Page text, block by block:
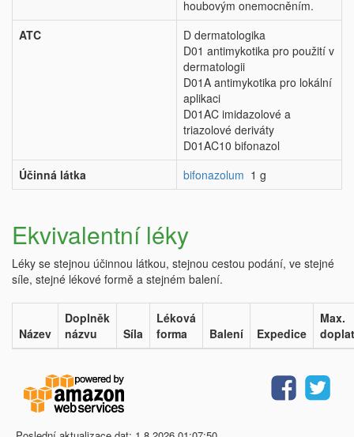
houbovým onemocněním.
ATC
D dermatologika
D01 antimykotika pro použití v
dermatologii
D01A antimykotika pro lokální
aplikaci
D01AC imidazolové a
triazolové deriváty
D01AC10 bifonazol
Účinná látka
bifonazolum 1 g
Ekvivalentní léky
Léky se stejnou účinnou látkou, stejnou cestou podání, ve stejné
síle, stejné lékové formě a stejném balení.
Název
Doplněk
názvu
Síla
Léková
forma
Balení Expedice
Max.